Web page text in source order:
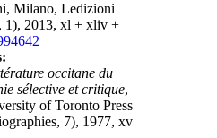
Milano, Ledizioni
1), 2013, xl + xliv +
occitane du
sélective et critique,
of Toronto Press
7), 1977, xv